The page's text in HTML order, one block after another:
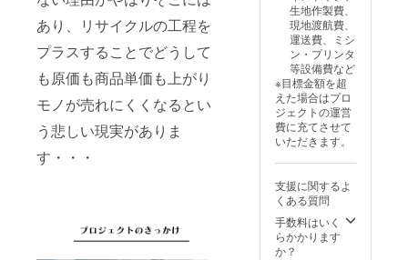
あり、リサイクルの工程を
プラスすることでどうして
も原価も商品単価も上がり
モノが売れにくくなるとい
う悲しい現実がありま
す・・・
す。 ※
手作り
のた
め、写
真と実
際の生
地感が
若干異
なる場
合がご
ざいま
す ※試
作品ロ
ゴイン
ドネシ
ア部分
が
が若干
異なる
場合が
ござい
ます ※
試作品
ロゴイ
ンドネ
シア部
分が
「Indne
sia」と
誤って
おり、
正しく
は
「Indon
を持ち
歩きや
すいサ
イズ感
に仕立
てまし
た。デ
ザイン
もオ
シャレ
で可愛
がりに
☆ ※手
作りの
ため、
(内側
のバッ
グ イン
バッグ
のカ
ラーは
お任せ
いただ
きます)
たて
39cm
24cm
※両脇に
マチあ
り （持
ち手含
生地作製費、
現地渡航費、
運送費、ミシ
ン・プリンタ
等設備費など
※目標金額を超
えた場合はプロ
ジェクトの運営
費に充てさせて
いただきます。
支援に関するよ
くある質問
手数料はいく
らかかります
か？